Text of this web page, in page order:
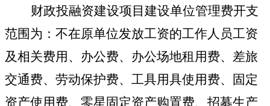
财政投融资建设项目建设单位管理费开支
范围为：不在原单位发放工资的工作人员工资
及相关费用、办公费、办公场地租用费、差旅
交通费、劳动保护费、工具用具使用费、固定
资产使用费、零星固定资产购置费、招募生产